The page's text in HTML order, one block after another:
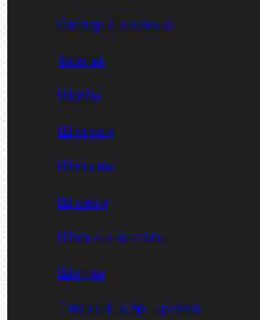
Стопорные кольца
Такелаж
Шайбы
Шпильки
Шплинты
Шпонки
Шпоночная сталь
Штифты
Латунный и бр. крепеж